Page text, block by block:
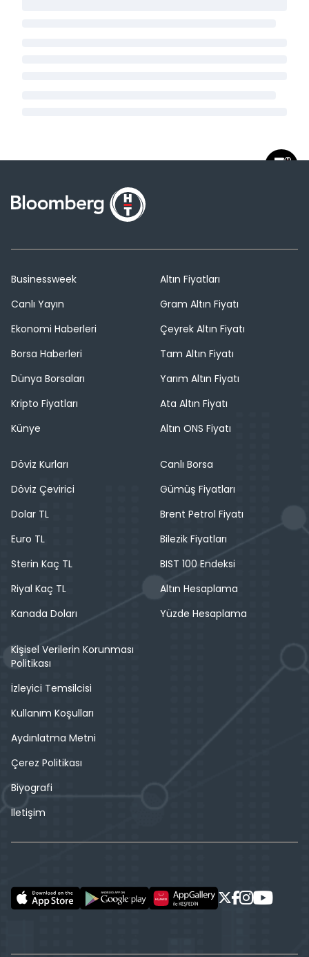
Businessweek
Canlı Yayın
Ekonomi Haberleri
Borsa Haberleri
Dünya Borsaları
Kripto Fiyatları
Künye
Altın Fiyatları
Gram Altın Fiyatı
Çeyrek Altın Fiyatı
Tam Altın Fiyatı
Yarım Altın Fiyatı
Ata Altın Fiyatı
Altın ONS Fiyatı
Döviz Kurları
Döviz Çevirici
Dolar TL
Euro TL
Sterin Kaç TL
Riyal Kaç TL
Kanada Doları
Canlı Borsa
Gümüş Fiyatları
Brent Petrol Fiyatı
Bilezik Fiyatları
BIST 100 Endeksi
Altın Hesaplama
Yüzde Hesaplama
Kişisel Verilerin Korunması
Politikası
İzleyici Temsilcisi
Kullanım Koşulları
Aydınlatma Metni
Çerez Politikası
Biyografi
İletişim